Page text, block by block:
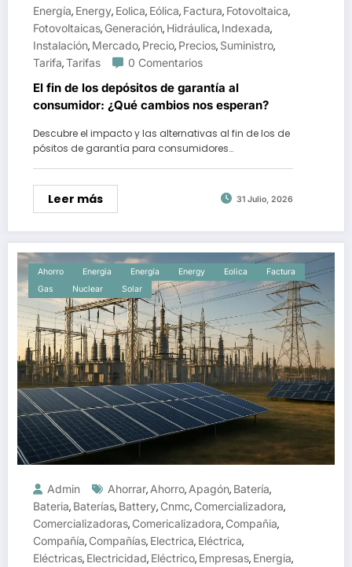
Energía, Energy, Eolica, Eólica, Factura, Fotovoltaica,
Fotovoltaicas, Generación, Hidráulica, Indexada,
Instalación, Mercado, Precio, Precios, Suministro,
Tarifa,Tarifas 0 Comentarios
El fin de los depósitos de garantía al
consumidor: ¿Qué cambios nos esperan?
Descubre el impacto y las alternativas al fin de los de
pósitos de garantía para consumidores…
Leer más 31 Julio, 2026
Ahorro Energia Energía Energy Eolica
Factura
Gas
Nuclear Solar
Admin Ahorrar, Ahorro, Apagón, Batería,
Bateria, Baterías, Battery, Cnmc, Comercializadora,
Comercializadoras, Comericalizadora, Compañia,
Compañía, Compañías, Electrica, Eléctrica,
Eléctricas, Electricidad, Eléctrico, Empresas, Energia,